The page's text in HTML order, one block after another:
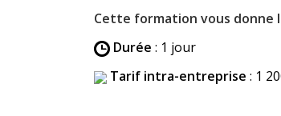
Cette formation vous donne
Durée : 1 jour
Tarif intra-entreprise : 1